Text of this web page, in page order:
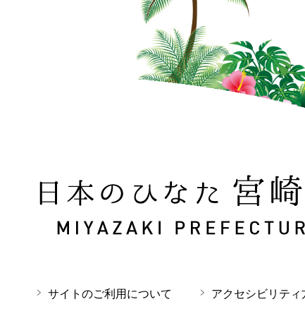
日本のひなた 宮崎県 MIYAZAKI PREFECTURE
サイトのご利用について アクセシビリティ